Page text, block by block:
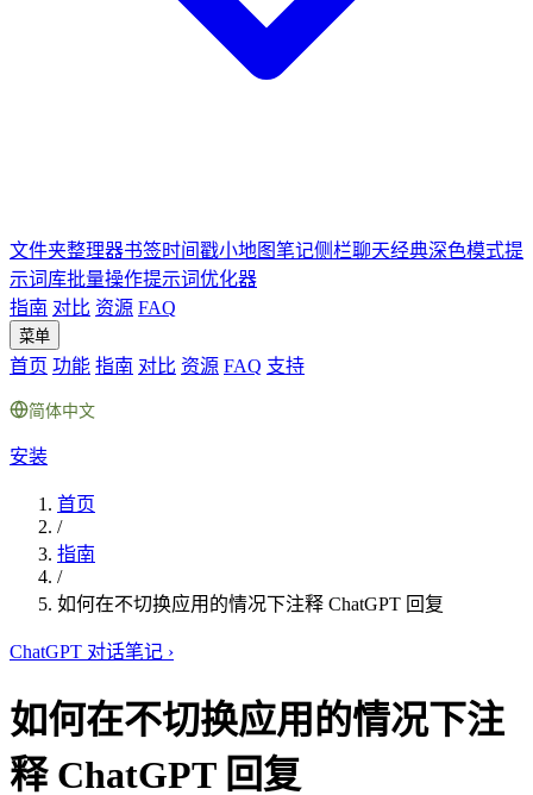
文件夹整理器书签时间戳小地图笔记侧栏聊天经典深色模式提
示词库批量操作提示词优化器
指南 对比 资源 FAQ
菜单
首页 功能 指南 对比 资源 FAQ 支持
简体中文
安装
首页
/
指南
/
如何在不切换应用的情况下注释 ChatGPT 回复
ChatGPT 对话笔记 ›
如何在不切换应用的情况下注
释 ChatGPT 回复